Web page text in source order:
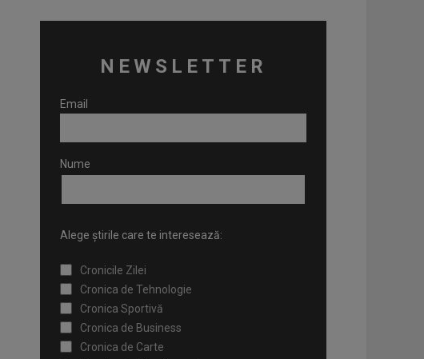
NEWSLETTER
Email
Nume
Alege știrile care te interesează:
Cronicile Zilei
Cronica de Tehnologie
Cronica Sportivă
Cronica de Business
Cronica de Carte